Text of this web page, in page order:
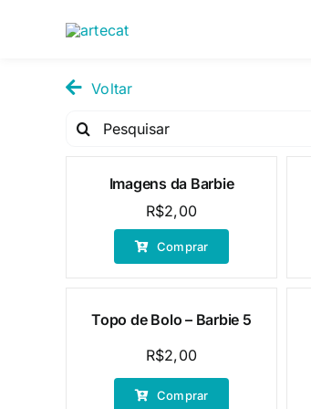
Voltar
Pesquisar
Imagens da Barbie
R$2,00
Comprar
Topo de Bolo – Barbie 5
R$2,00
Comprar